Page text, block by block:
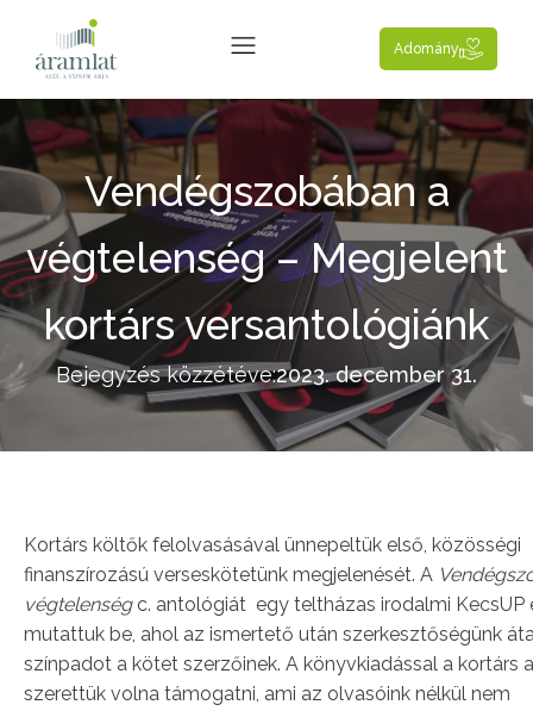
Adomány
Vendégszobában a
végtelenség – Megjelent
kortárs versantológiánk
Bejegyzés közzétéve:2023. december 31.
Kortárs költők felolvasásával ünnepeltük első, közösségi
finanszírozású verseskötetünk megjelenését. A
végtelenségc. antológiát egy teltházas irodalmi KecsUP
mutattuk be, ahol az ismertető után szerkesztőségünk
színpadot a kötet szerzőinek. A könyvkiadással a kortárs
szerettük volna támogatni, ami az olvasóink nélkül nem